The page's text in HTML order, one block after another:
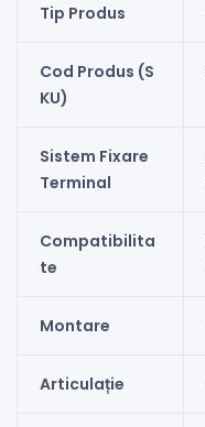
Tip Produs
Cod Produs (S
KU)
Sistem Fixare
Terminal
Compatibilita
te
Montare
Articulație